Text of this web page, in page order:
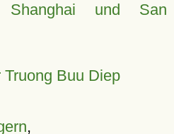
Shanghai und San
Buu Diep
,